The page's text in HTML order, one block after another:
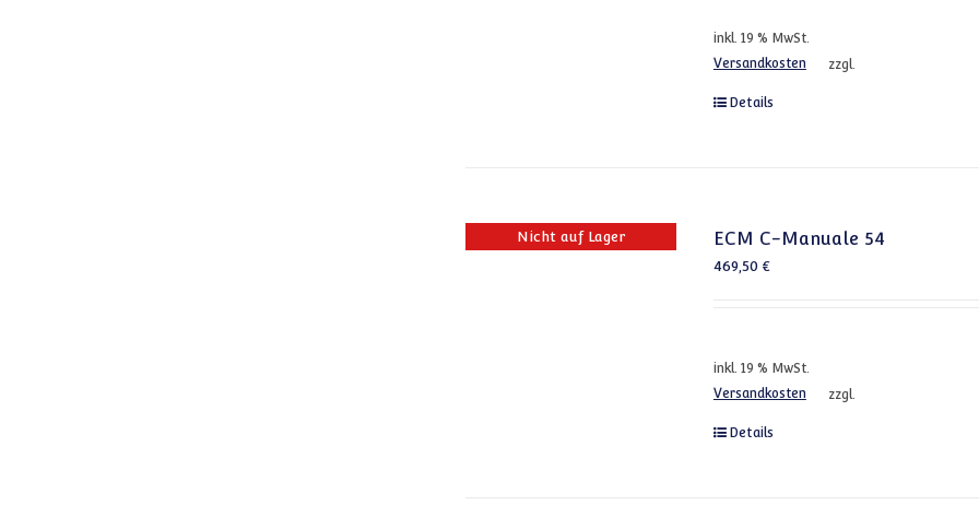
inkl. 19 % MwSt.
zzgl.
Versandkosten
Details
Nicht auf Lager ECM C-Manuale 54
469,50 €
inkl. 19 % MwSt.
zzgl.
Versandkosten
Details